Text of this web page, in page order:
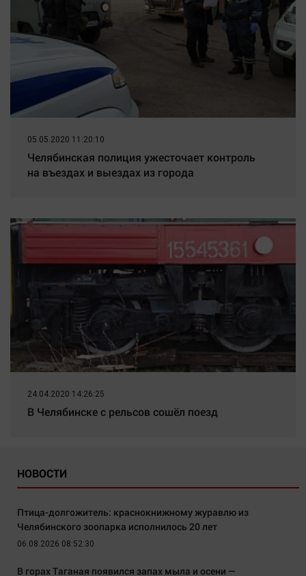
05.05.2020 11:20:10
Челябинская полиция ужесточает контроль
на въездах и выездах из города
24.04.2020 14:26:25
В Челябинске с рельсов сошёл поезд
НОВОСТИ
Птица-долгожитель: краснокнижному журавлю из
Челябинского зоопарка исполнилось 20 лет
06.08.2026 08:52:30
В горах Таганая появился запах мыла и осени —